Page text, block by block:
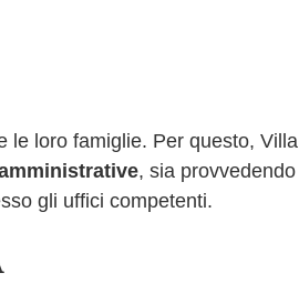
le loro famiglie. Per questo, Villa
, sia provvedendo
gli uffici competenti.